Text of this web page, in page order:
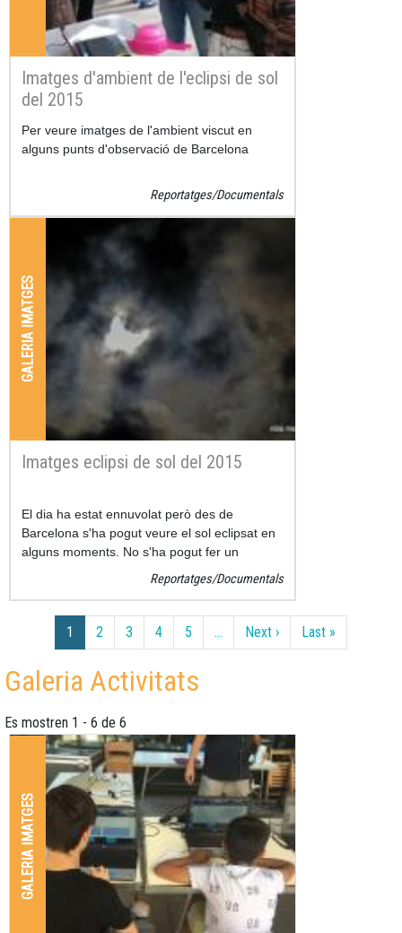
Imatges d'ambient de l'eclipsi de sol
del 2015
Per veure imatges de l'ambient viscut en
alguns punts d'observació de Barcelona
Reportatges/Documentals
GALERIA IMATGES
Imatges eclipsi de sol del 2015
El dia ha estat ennuvolat però des de
Barcelona s'ha pogut veure el sol eclipsat en
alguns moments. No s'ha pogut fer un
seguiment instantani de l'eclipsi però si
Reportatges/Documentals
Paginació
1 2 3 4 5 … Next ›Pàgina següent
Last »
Galeria Activitats
Es mostren 1 - 6 de 6
GALERIA IMATGES